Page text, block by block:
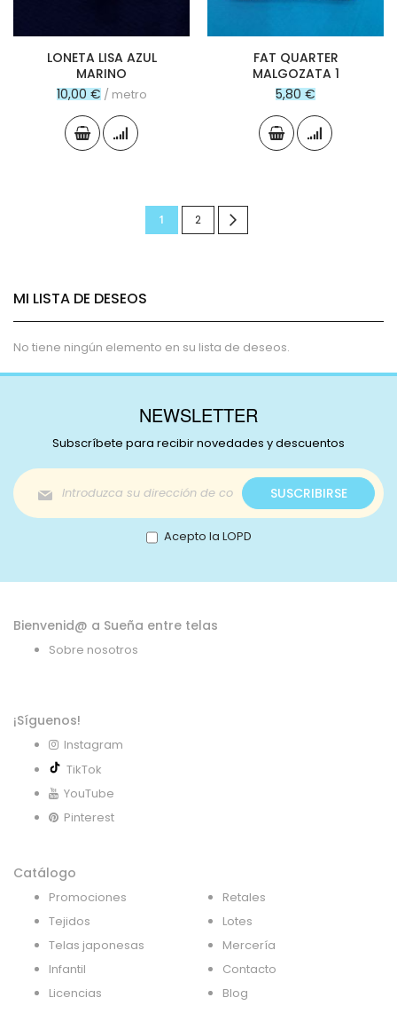
LONETA LISA AZUL
MARINO
10,00 € / metro
FAT QUARTER
MALGOZATA 1
5,80 €
Página
Actualmente
1 Página
2
MI LISTA DE DESEOS
No tiene ningún elemento en su lista de deseos.
NEWSLETTER
Subscríbete para recibir novedades y descuentos
Inscríbase
a
nuestro
boletín
de
SUSCRIBIRSE
Acepto la LOPD
Bienvenid@ a Sueña entre telas
Sobre nosotros
¡Síguenos!
Instagram
TikTok
YouTube
Pinterest
Catálogo
Promociones
Tejidos
Telas japonesas
Infantil
Licencias
Retales
Lotes
Mercería
Contacto
Blog